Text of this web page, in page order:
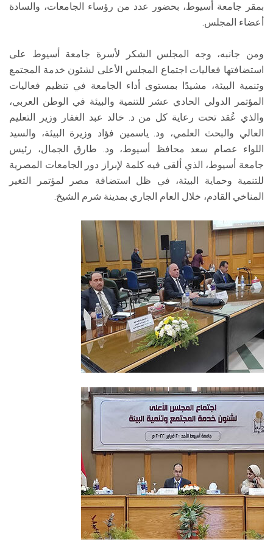
بمقر جامعة أسيوط، بحضور عدد من رؤساء الجامعات، والسادة
أعضاء المجلس.
ومن جانبه، وجه المجلس الشكر لأسرة جامعة أسيوط على
استضافتها فعاليات اجتماع المجلس الأعلى لشئون خدمة المجتمع
وتنمية البيئة، مشيدًا بمستوى أداء الجامعة في تنظيم فعاليات
المؤتمر الدولي الحادي عشر للتنمية والبيئة في الوطن العربي،
والذي عُقد تحت رعاية كل من د. خالد عبد الغفار وزير التعليم
العالي والبحث العلمي، ود. ياسمين فؤاد وزيرة البيئة، والسيد
اللواء عصام سعد محافظ أسيوط، ود. طارق الجمال، رئيس
جامعة أسيوط، الذي ألقى فيه كلمة لإبراز دور الجامعات المصرية
للتنمية وحماية البيئة، في ظل استضافة مصر لمؤتمر التغير
المناخي القادم، خلال العام الجاري بمدينة شرم الشيخ.